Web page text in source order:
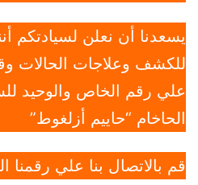
يسعدنا أن نعلن لسيادتكم
للكشف وعلاجات الحالات
علي رقم الخاص والوحيد
الحاخام “حاييم أزلغوط”
قم بالاتصال بنا علي رقمنا